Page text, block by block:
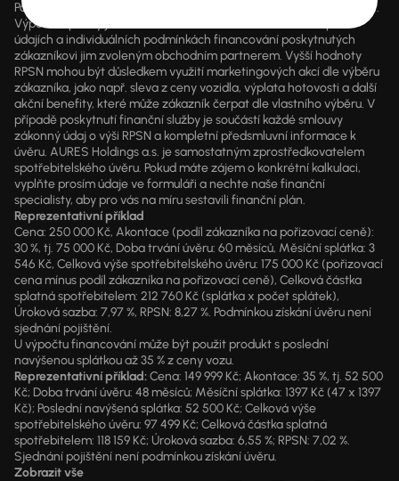
Podmínky spotřebitelského úvěru u konkrétního vozu se mohou lišit.
Výpočet splátky je orientační a závisí na konkrétních vstupních
údajích a individuálních podmínkách financování poskytnutých
zákazníkovi jim zvoleným obchodním partnerem. Vyšší hodnoty
RPSN mohou být důsledkem využití marketingových akcí dle výběru
zákazníka, jako např. sleva z ceny vozidla, výplata hotovosti a další
akční benefity, které může zákazník čerpat dle vlastního výběru. V
případě poskytnutí finanční služby je součástí každé smlouvy
zákonný údaj o výši RPSN a kompletní předsmluvní informace k
úvěru. AURES Holdings a.s. je samostatným zprostředkovatelem
spotřebitelského úvěru. Pokud máte zájem o konkrétní kalkulaci,
vyplňte prosím údaje ve formuláři a nechte naše finanční
specialisty, aby pro vás na míru sestavili finanční plán.
Reprezentativní příklad
Cena: 250 000 Kč, Akontace (podíl zákazníka na pořizovací ceně):
30 %, tj. 75 000 Kč, Doba trvání úvěru: 60 měsíců, Měsíční splátka: 3
546 Kč, Celková výše spotřebitelského úvěru: 175 000 Kč (pořizovací
cena mínus podíl zákazníka na pořizovací ceně), Celková částka
splatná spotřebitelem: 212 760 Kč (splátka x počet splátek),
Úroková sazba: 7,97 %, RPSN: 8,27 %. Podmínkou získání úvěru není
sjednání pojištění.
U výpočtu financování může být použit produkt s poslední
navýšenou splátkou až 35 % z ceny vozu.
Reprezentativní příklad:Cena: 149 999 Kč; Akontace: 35 %, tj. 52 500
Kč; Doba trvání úvěru: 48 měsíců; Měsíční splátka: 1397 Kč (47 x 1397
Kč); Poslední navýšená splátka: 52 500 Kč; Celková výše
spotřebitelského úvěru: 97 499 Kč; Celková částka splatná
spotřebitelem: 118 159 Kč; Úroková sazba: 6,55 %; RPSN: 7,02 %.
Sjednání pojištění není podmínkou získání úvěru.
Zobrazit vše